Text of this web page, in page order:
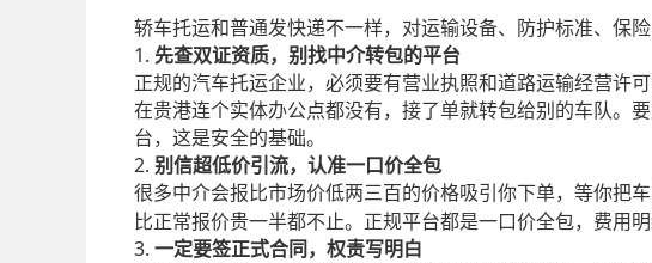
轿车托运和普通发快递不一样，对运输设备、防护标准、保
1. 先查双证资质，别找中介转包的平台
正规的汽车托运企业，必须要有营业执照和道路运输经营许
在贵港连个实体办公点都没有，接了单就转包给别的车队。
台，这是安全的基础。
2. 别信超低价引流，认准一口价全包
很多中介会报比市场价低两三百的价格吸引你下单，等你把
比正常报价贵一半都不止。正规平台都是一口价全包，费用
3. 一定要签正式合同，权责写明白